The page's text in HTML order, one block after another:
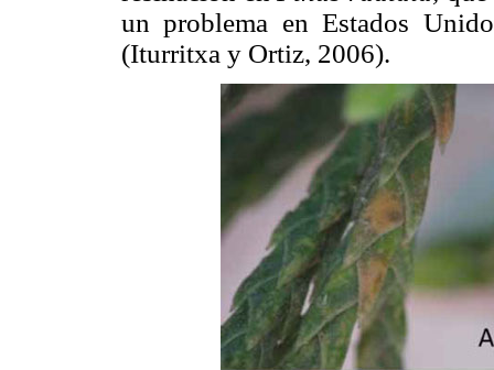
un problema en Estados
(Iturritxa y Ortiz, 2006).